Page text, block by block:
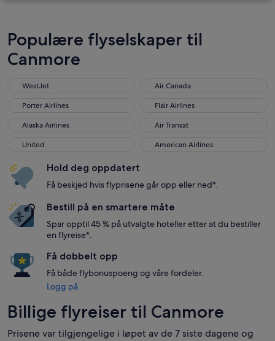
Populære flyselskaper til
Canmore
WestJet
WestJet Air Canada
Air Canada
Porter Airlines
Porter Airlines Flair Airlines
Flair Airlines
Alaska Airlines
Alaska Airlines Air Transat
Air Transat
United
United American Airlines
American Airlines
Hold deg oppdatert
Få beskjed hvis flyprisene går opp eller ned*.
Bestill på en smartere måte
Spar opptil 45 % på utvalgte hoteller etter at du bestiller
en flyreise*.
Få dobbelt opp
Få både flybonuspoeng og våre fordeler.
Logg på
Billige flyreiser til Canmore
Prisene var tilgjengelige i løpet av de 7 siste dagene og